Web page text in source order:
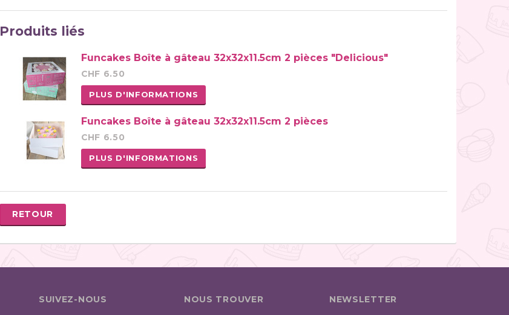
Produits liés
Funcakes Boîte à gâteau 32x32x11.5cm 2 pièces "Delicious"
CHF 6.50
PLUS D'INFORMATIONS
Funcakes Boîte à gâteau 32x32x11.5cm 2 pièces
CHF 6.50
PLUS D'INFORMATIONS
RETOUR
SUIVEZ-NOUS NOUS TROUVER NEWSLETTER